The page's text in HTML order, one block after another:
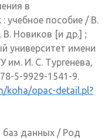
в
учебное пособие / В.
Новиков [и др.] ;
университет имени
им. И. С. Тургенева,
5-9929-1541-9.
koha/opac-detail.pl?
ссылка)
данных / Род